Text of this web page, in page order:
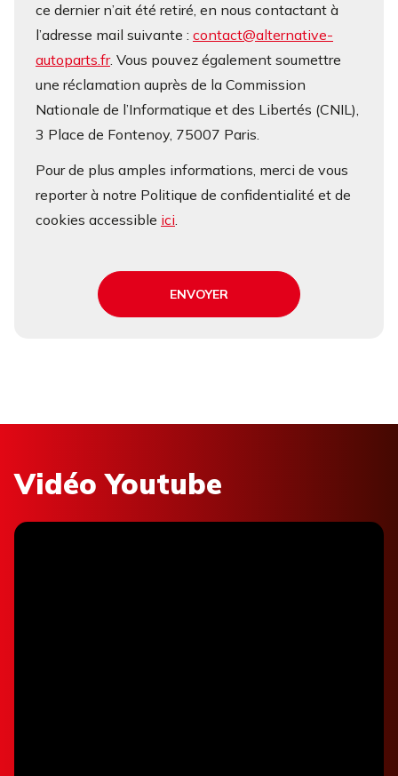
ce dernier n’ait été retiré, en nous contactant à
l’adresse mail suivante : contact@alternative-
autoparts.fr. Vous pouvez également soumettre
une réclamation auprès de la Commission
Nationale de l’Informatique et des Libertés (CNIL),
3 Place de Fontenoy, 75007 Paris.
Pour de plus amples informations, merci de vous
reporter à notre Politique de confidentialité et de
cookies accessible ici.
ENVOYER
Vidéo Youtube